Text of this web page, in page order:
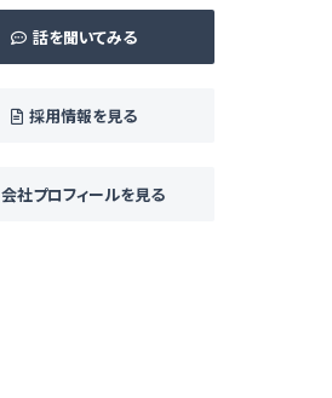
話を聞いてみる
採用情報を見る
会社プロフィールを見る